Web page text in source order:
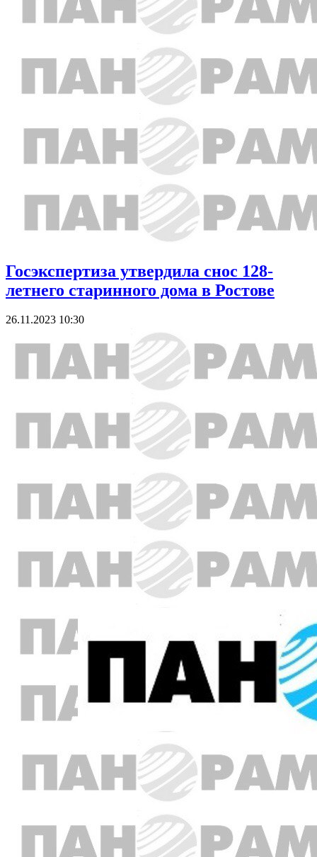
Госэкспертиза утвердила снос 128-
летнего старинного дома в Ростове
26.11.2023 10:30